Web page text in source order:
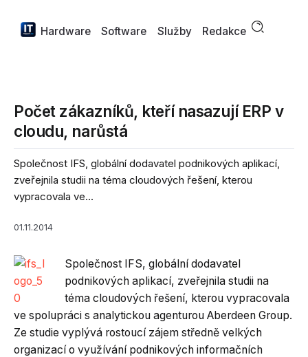
Hardware Software Služby Redakce
Počet zákazníků, kteří nasazují ERP v
cloudu, narůstá
Společnost IFS, globální dodavatel podnikových aplikací,
zveřejnila studii na téma cloudových řešení, kterou
vypracovala ve...
01.11.2014
Společnost IFS, globální dodavatel
podnikových aplikací, zveřejnila studii na
téma cloudových řešení, kterou vypracovala
ve spolupráci s analytickou agenturou Aberdeen Group.
Ze studie vyplývá rostoucí zájem středně velkých
organizací o využívání podnikových informačních